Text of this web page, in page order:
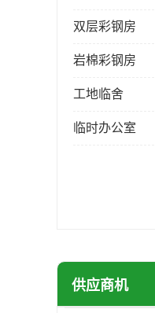
双层彩钢房
岩棉彩钢房
工地临舍
临时办公室
供应商机